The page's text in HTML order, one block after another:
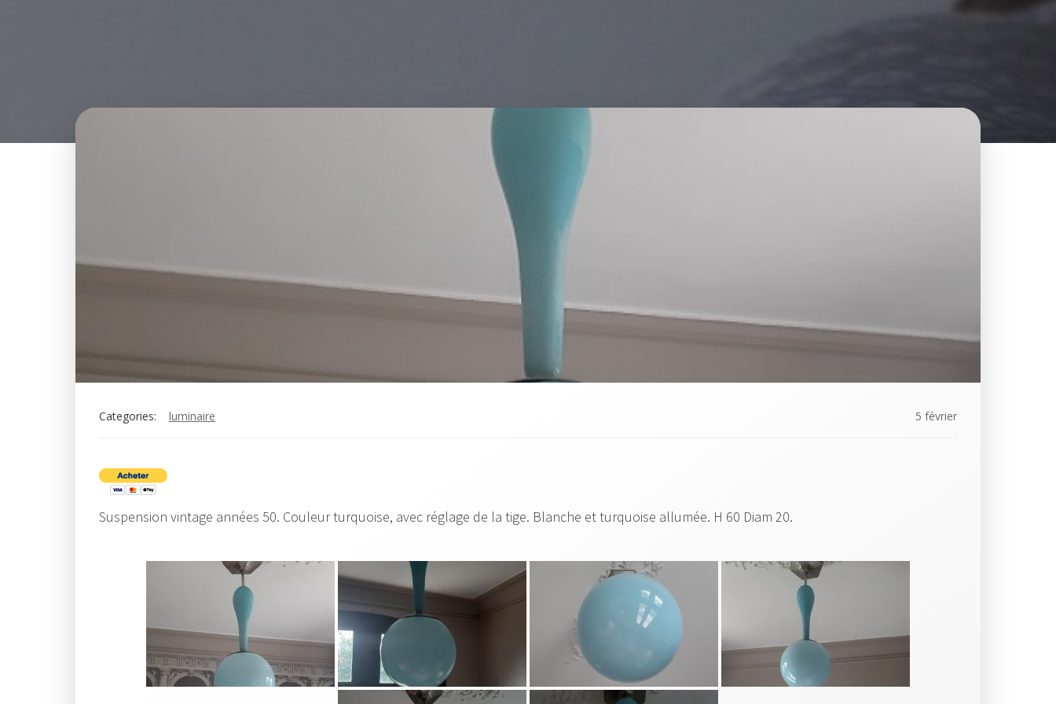
Categories: luminaire 5 février
Suspension vintage années 50. Couleur turquoise, avec réglage de la tige. Blanche et turquoise allumée. H 60 Diam 20.